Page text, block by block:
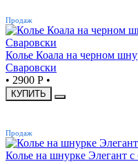
Продаж
Колье Коала на черном
Сваровски
• 2900 Р •
КУПИТЬ
Продаж
Колье на шнурке Элегант